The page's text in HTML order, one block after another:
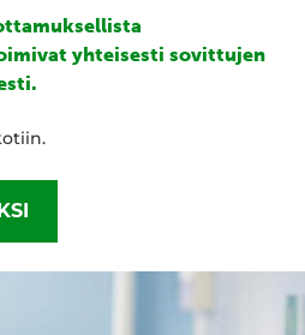
yhteisesti sovittujen